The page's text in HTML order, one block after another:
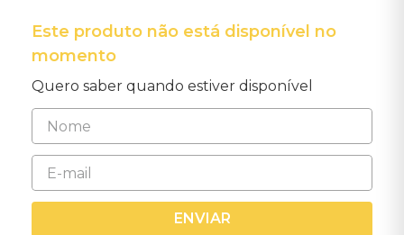
Este produto não está disponível no
momento
Quero saber quando estiver disponível
ENVIAR